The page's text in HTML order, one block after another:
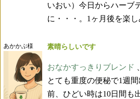
いおい）今日からハーブ
に・・・。1ヶ月後を楽し
あかかぶ様 素晴らしいです
おなかすっきりブレンド
とても重度の便秘で1週
前、ひどい時は10日間も